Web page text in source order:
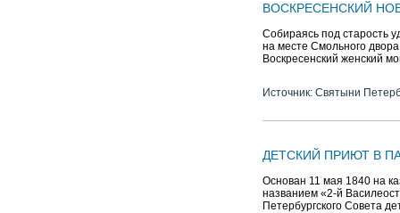
ВОСКРЕСЕНСКИЙ
Собираясь под старость
на месте Смольного
Воскресенский женский
Источник: Святыни
ДЕТСКИЙ ПРИЮТ В
Основан 11 мая 1840 на
названием «2-й
Петербургского Совета